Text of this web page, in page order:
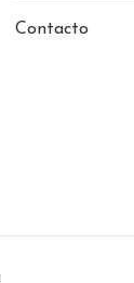
Contacto